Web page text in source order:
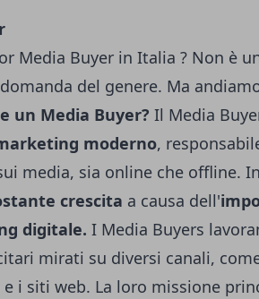
Media Buyer in Italia ? Non è
del genere. Ma
un Media Buyer? Il Media
moderno,
media, sia online che offline. In
crescita a causa dell'
digitale. I Media Buyers
mirati su diversi canali,
i siti web. La loro missione